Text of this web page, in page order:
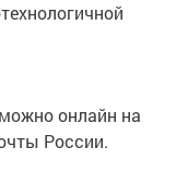
онлайн на
России.